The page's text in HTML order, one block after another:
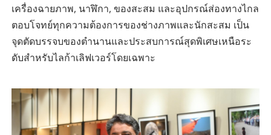
เครื่องฉายภาพ, นาฬิกา, ของสะสม และอุปกรณ์ส่องทางไกล
ตอบโจทย์ทุกความต้องการของช่างภาพและนักสะสม เป็น
จุดตัดบรรจบของตำนานและประสบการณ์สุดพิเศษเหนือระ
ดับสำหรับไลก้าเลิฟเวอร์โดยเฉพาะ